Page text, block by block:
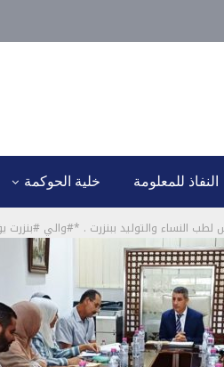
النفاذ للمعلومة خلية الحوكمة
لطب النساء والتوليد ببنزرت . *#والي